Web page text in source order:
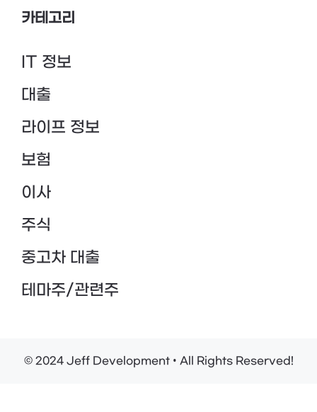
카테고리
IT 정보
대출
라이프 정보
보험
이사
주식
중고차 대출
테마주/관련주
© 2024 Jeff Development • All Rights Reserved!